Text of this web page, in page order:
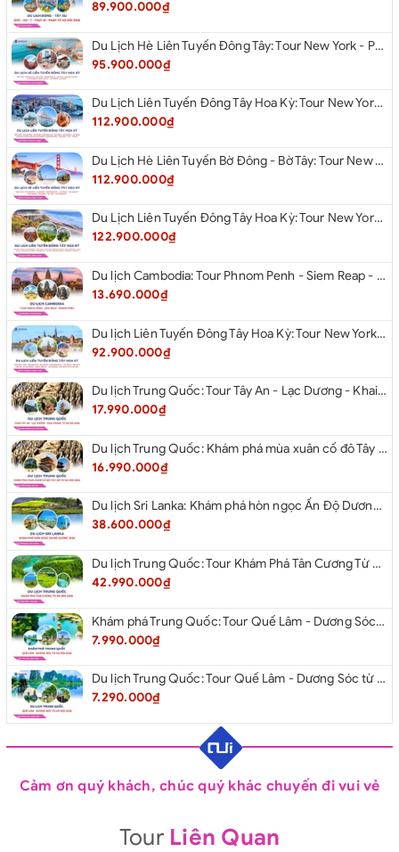
89.900.000₫
Du Lịch Hè Liên Tuyến Đông Tây: Tour New York - Philadelphia - Delaware - Washington Dc - Las Vegas - Red Rock Canyon - Little Saigon - Santa Monica - Los Angeles - San Diego Từ Hà Nội 2026
95.900.000₫
Du Lịch Liên Tuyến Đông Tây Hoa Kỳ: Tour New York - Philadelphia - Delaware - Washington Dc - San Diego - Los Angeles - Las Vegas - Antelope Canyon (Hẻm Núi Linh Dương) - Horseshoe Bend - Monument - Page - Phoenix Từ Hà Nội 2026
112.900.000₫
Du Lịch Hè Liên Tuyến Bờ Đông - Bờ Tây: Tour New York - Philadelphia - Delaware - Washington Dc - Las Vegas - Los Angeles - Hollywood - San Diego - San Jose - San Francisco - Từ Hà Nội 2026
112.900.000₫
Du Lịch Liên Tuyến Đông Tây Hoa Kỳ: Tour New York - Boston - New Hampshire - Artist’s Bluff - Echo Lake Kancamagus Highway - White Mountains - Albany - Buffalo - Niagara Falls Corning - Washington Dc - Las Vegas - Red Rock Canyon - Los Angeles - San Diego Từ Hà Nội 2026
122.900.000₫
Du lịch Cambodia: Tour Phnom Penh - Siem Reap - Phnom Penh
13.690.000₫
Du lịch Liên Tuyến Đông Tây Hoa Kỳ: Tour New York - Philadelphia - Delaware - Washington D.C - Las Vegas - Red rock Canyon - Little Saigon - Santa Monica - Los Angeles - San Diego từ Hà Nội 2026
92.900.000₫
Du lịch Trung Quốc: Tour Tây An - Lạc Dương - Khai Phong từ Hà Nội 2026
17.990.000₫
Du lịch Trung Quốc: Khám phá mùa xuân cố đô Tây An từ Hà Nội 2026
16.990.000₫
Du lịch Sri Lanka: Khám phá hòn ngọc Ấn Độ Dương 2026
38.600.000₫
Du lịch Trung Quốc: Tour Khám Phá Tân Cương Từ Hà Nội 2026
42.990.000₫
Khám phá Trung Quốc: Tour Quế Lâm - Dương Sóc từ Hà Nội 2026
7.990.000₫
Du lịch Trung Quốc: Tour Quế Lâm - Dương Sóc từ Hà Nội 2026
7.290.000₫
Cảm ơn quý khách, chúc quý khác chuyến đi vui vẻ
Tour Liên Quan